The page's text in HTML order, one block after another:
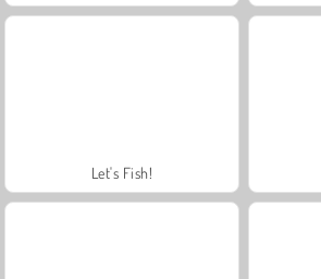
Let's Fish!